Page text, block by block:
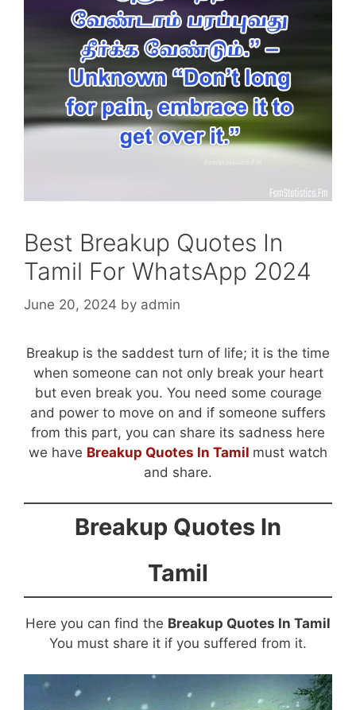
Best Breakup Quotes In
Tamil For WhatsApp 2024
June 20, 2024 by admin
Breakup is the saddest turn of life; it is the time
when someone can not only break your heart
but even break you. You need some courage
and power to move on and if someone suffers
from this part, you can share its sadness here
we have Breakup Quotes In Tamil must watch
and share.
Breakup Quotes In
Tamil
Here you can find the Breakup Quotes In Tamil
You must share it if you suffered from it.